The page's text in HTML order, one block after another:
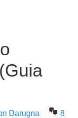
Darugna
8